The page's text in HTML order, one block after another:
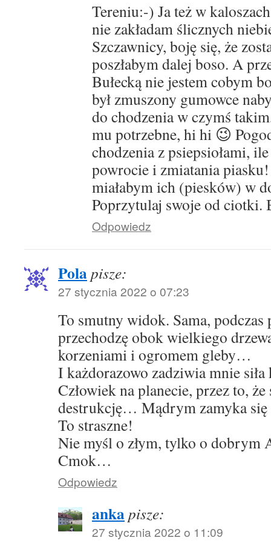
Tereniu:-) Ja też w
nie zakładam ślicznych
Szczawnicy, boję się, że
poszłabym dalej boso. A
Bułecką nie jestem cobym
był zmuszony gumowce
do chodzenia w czymś
mu potrzebne, hi hi 😉
chodzenia z psiepsiołami,
powrocie i zmiatania
miałabym ich (piesków) w
Poprzytulaj swoje od ciotki.
Odpowiedz
Polapisze:
27 stycznia 2022 o 07:23
To smutny widok. Sama,
przechodzę obok wielkiego
korzeniami i ogromem gleby…
I każdorazowo zadziwia mnie siła
Człowiek na planecie, przez to,
destrukcję… Mądrym zamyka się
To straszne!
Nie myśl o złym, tylko o dobrym
Cmok…
Odpowiedz
ankapisze:
27 stycznia 2022 o 11:09